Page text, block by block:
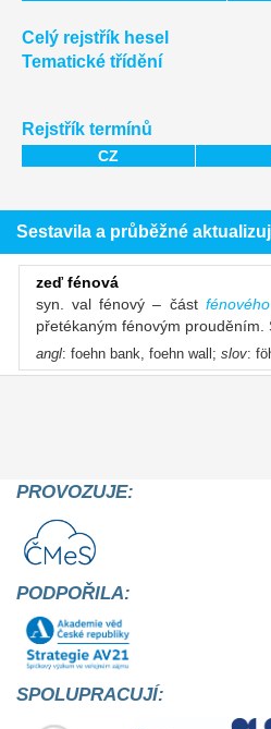
Celý rejstřík hesel
Tematické třídění
Rejstřík termínů
CZ
Sestavila a průběžné
zeď fénová
syn. val fénový – část
přetékaným fénovým
angl: foehn bank, foehn wall; slov:
PROVOZUJE:
PODPOŘILA:
SPOLUPRACUJÍ: